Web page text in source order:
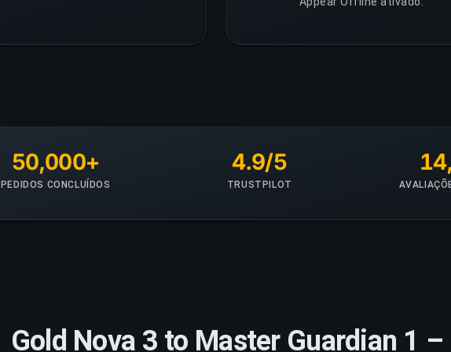
50,000+
PEDIDOS CONCLUÍDOS
4.9/5
TRUSTPILOT
Gold Nova 3 to Master Guardian 1